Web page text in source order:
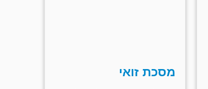
מסכת זואי